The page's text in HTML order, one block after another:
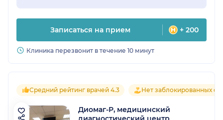
Записаться на прием + 200
Клиника перезвонит в течение 10 минут
Средний рейтинг врачей 4.3 Нет заблокированных
Диомаг-Р, медицинский